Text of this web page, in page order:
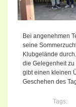
Bei angenehmen
seine
Klubgelände
die Gelegenheit
gibt einen kleinen
Geschehen des
Tags: